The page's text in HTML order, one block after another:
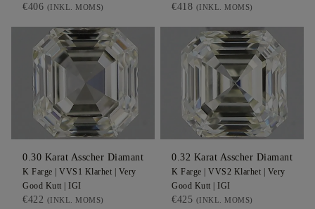
€406 (INKL. MOMS) €418 (INKL. MOMS)
0.30 Karat Asscher Diamant
K Farge | VVS1 Klarhet | Very
Good Kutt | IGI
€422 (INKL. MOMS)
0.32 Karat Asscher Diamant
K Farge | VVS2 Klarhet | Very
Good Kutt | IGI
€425 (INKL. MOMS)